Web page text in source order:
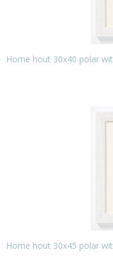
Home hout 30x40 polar wit
Home hout 30x45 polar wit